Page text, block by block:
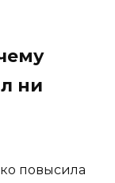
ни
повысила